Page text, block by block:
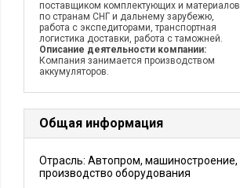
поставщиком комплектующих и материалов
по странам СНГ и дальнему зарубежю,
работа с экспедиторами, транспортная
логистика доставки, работа с таможней.
Описание деятельности компании:
Компания занимается производством
аккумуляторов.
Общая информация
Отрасль: Автопром, машиностроение,
производство оборудования